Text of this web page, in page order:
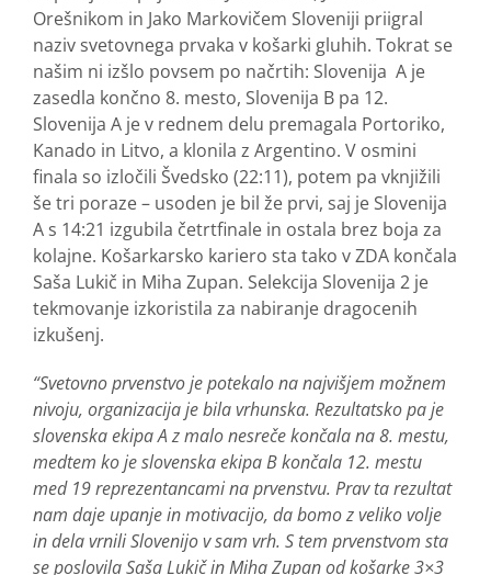
Orešnikom in Jako Markovičem Sloveniji priigral
naziv svetovnega prvaka v košarki gluhih. Tokrat se
našim ni izšlo povsem po načrtih: Slovenija A je
zasedla končno 8. mesto, Slovenija B pa 12.
Slovenija A je v rednem delu premagala Portoriko,
Kanado in Litvo, a klonila z Argentino. V osmini
finala so izločili Švedsko (22:11), potem pa vknjižili
še tri poraze – usoden je bil že prvi, saj je Slovenija
A s 14:21 izgubila četrtfinale in ostala brez boja za
kolajne. Košarkarsko kariero sta tako v ZDA končala
Saša Lukič in Miha Zupan. Selekcija Slovenija 2 je
tekmovanje izkoristila za nabiranje dragocenih
izkušenj.
“Svetovno prvenstvo je potekalo na najvišjem možnem
nivoju, organizacija je bila vrhunska. Rezultatsko pa je
slovenska ekipa A z malo nesreče končala na 8. mestu,
medtem ko je slovenska ekipa B končala 12. mestu
med 19 reprezentancami na prvenstvu. Prav ta rezultat
nam daje upanje in motivacijo, da bomo z veliko volje
in dela vrnili Slovenijo v sam vrh. S tem prvenstvom sta
se poslovila Saša Lukič in Miha Zupan od košarke 3×3